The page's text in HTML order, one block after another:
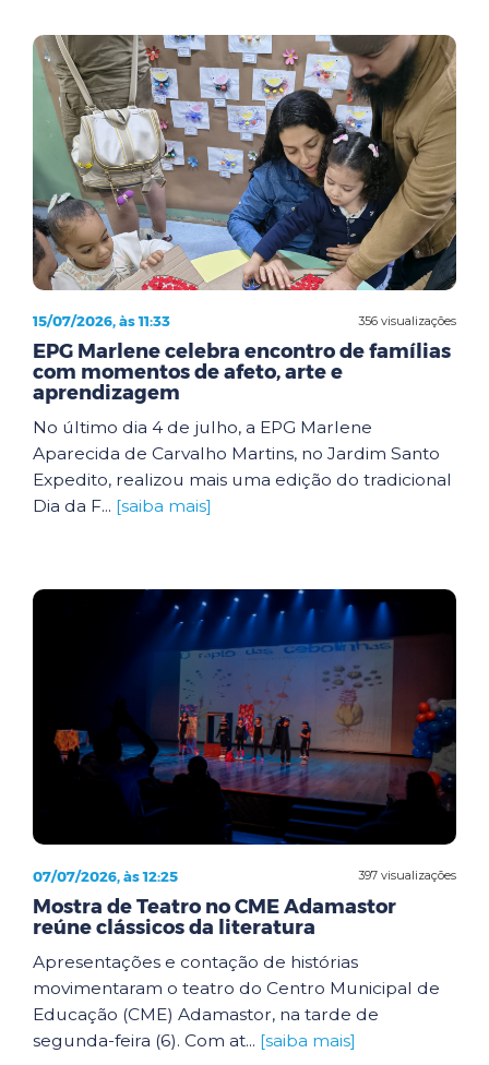
356 visualizações
15/07/2026, às 11:33
EPG Marlene celebra encontro de famílias
com momentos de afeto, arte e
aprendizagem
No último dia 4 de julho, a EPG Marlene
Aparecida de Carvalho Martins, no Jardim Santo
Expedito, realizou mais uma edição do tradicional
Dia da F... [saiba mais]
397 visualizações
07/07/2026, às 12:25
Mostra de Teatro no CME Adamastor
reúne clássicos da literatura
Apresentações e contação de histórias
movimentaram o teatro do Centro Municipal de
Educação (CME) Adamastor, na tarde de
segunda-feira (6). Com at... [saiba mais]